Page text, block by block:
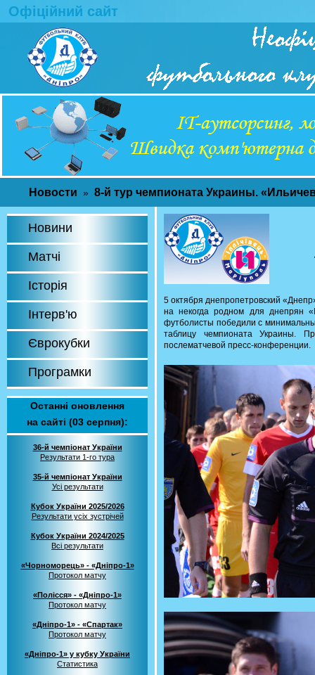
Офіційний сайт
Новости » 8-й тур чемпионата Украины.
Новини
Матчі
Історія
Інтерв'ю
Єврокубки
Програмки
Останні оновлення
на сайті (03 серпня):
36-й чемпіонат України
Результати 1-го тура
35-й чемпіонат України
Усі результати
Кубок України 2025/2026
Результати усіх зустрічей
Кубок України 2024/2025
Всі результати
«Чорноморець» - «Дніпро-1»
Протокол матчу
«Полісся» - «Дніпро-1»
Протокол матчу
«Дніпро-1» - «Спартак»
Протокол матчу
«Дніпро-1» у кубку України
Статистика
5 октября днепропетровский
на некогда родном для днепрян
футболисты победили с
таблицу чемпионата Украины.
послематчевой пресс-конференции.